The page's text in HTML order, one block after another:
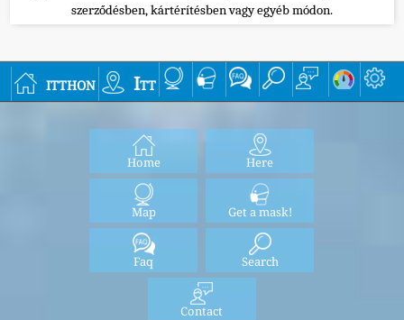
szerződésben, kártérítésben vagy egyéb módon.
itthon Itt
Home Here
Map Get a mask!
Faq Search
Contact